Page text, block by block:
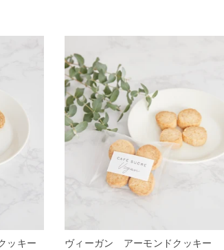
ッキー ヴィーガン アーモンドクッキー